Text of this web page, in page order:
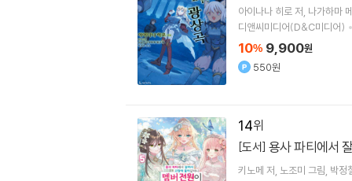
아이나나 히로 저 나가하마
디앤씨미디어(D&C미디어)
10% 9,900원
550원
14
[도서] 용사 파티에서
키노메 저 노조미 그림 박정